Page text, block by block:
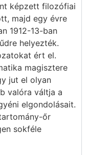
képzett filozófiai
majd egy évre
1912-13-ban
helyezték.
ért el.
magisztere
jut el olyan
valóra váltja a
elgondolásait.
őr
sokféle